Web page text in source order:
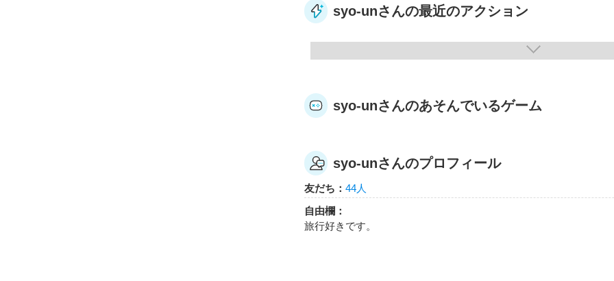
syo-unさんの最近のアクション
syo-unさんのあそんでいるゲーム
syo-unさんのプロフィール
友だち： 44人
自由欄：
旅行好きです。